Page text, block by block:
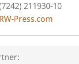
211930-10
Press.com